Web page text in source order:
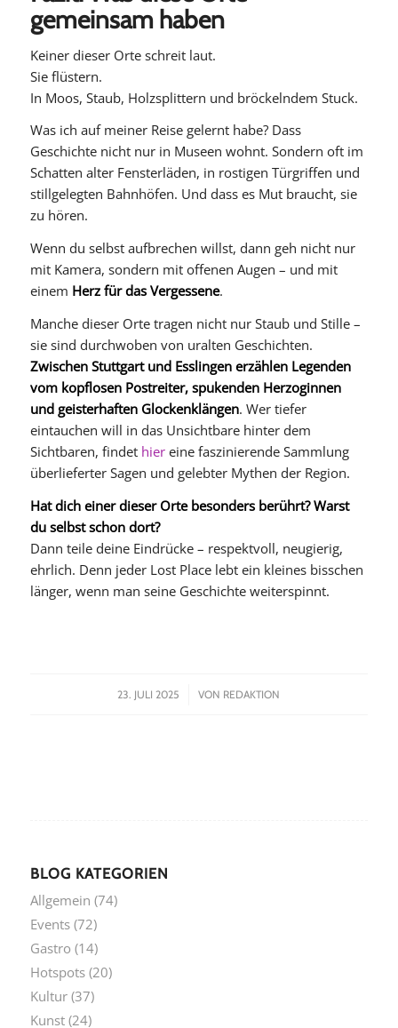
gemeinsam haben
Keiner dieser Orte schreit laut.
Sie flüstern.
In Moos, Staub, Holzsplittern und bröckelndem Stuck.
Was ich auf meiner Reise gelernt habe? Dass
Geschichte nicht nur in Museen wohnt. Sondern oft im
Schatten alter Fensterläden, in rostigen Türgriffen und
stillgelegten Bahnhöfen. Und dass es Mut braucht, sie
zu hören.
Wenn du selbst aufbrechen willst, dann geh nicht nur
mit Kamera, sondern mit offenen Augen – und mit
einem Herz für das Vergessene.
Manche dieser Orte tragen nicht nur Staub und Stille –
sie sind durchwoben von uralten Geschichten.
Zwischen Stuttgart und Esslingen erzählen Legenden
vom kopflosen Postreiter, spukenden Herzoginnen
und geisterhaften Glockenklängen. Wer tiefer
eintauchen will in das Unsichtbare hinter dem
Sichtbaren, findet hiereine faszinierende Sammlung
überlieferter Sagen und gelebter Mythen der Region.
Hat dich einer dieser Orte besonders berührt? Warst
du selbst schon dort?
Dann teile deine Eindrücke – respektvoll, neugierig,
ehrlich. Denn jeder Lost Place lebt ein kleines bisschen
länger, wenn man seine Geschichte weiterspinnt.
23. JULI 2025
/ VON REDAKTION
BLOG KATEGORIEN
Allgemein (74)
Events(72)
Gastro (14)
Hotspots(20)
Kultur(37)
Kunst(24)